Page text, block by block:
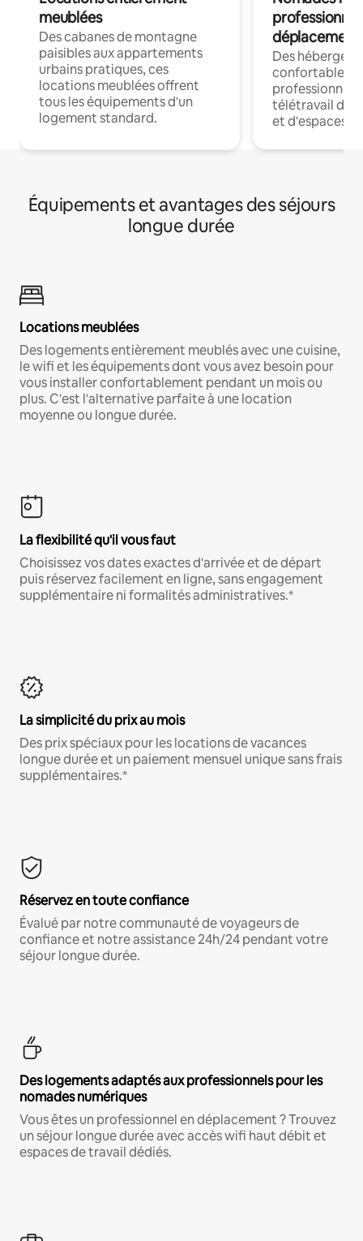
meublées
Des cabanes de montagne
paisibles aux appartements
urbains pratiques, ces
locations meublées offrent
tous les équipements d'un
logement standard.
déplacement
Des
confortables
professionnels
télétravail
et d'espaces
Équipements et avantages des séjours
longue durée
Locations meublées
Des logements entièrement meublés avec une cuisine,
le wifi et les équipements dont vous avez besoin pour
vous installer confortablement pendant un mois ou
plus. C'est l'alternative parfaite à une location
moyenne ou longue durée.
La flexibilité qu'il vous faut
Choisissez vos dates exactes d'arrivée et de départ
puis réservez facilement en ligne, sans engagement
supplémentaire ni formalités administratives.*
La simplicité du prix au mois
Des prix spéciaux pour les locations de vacances
longue durée et un paiement mensuel unique sans frais
supplémentaires.*
Réservez en toute confiance
Évalué par notre communauté de voyageurs de
confiance et notre assistance 24h/24 pendant votre
séjour longue durée.
Des logements adaptés aux professionnels pour les
nomades numériques
Vous êtes un professionnel en déplacement ? Trouvez
un séjour longue durée avec accès wifi haut débit et
espaces de travail dédiés.